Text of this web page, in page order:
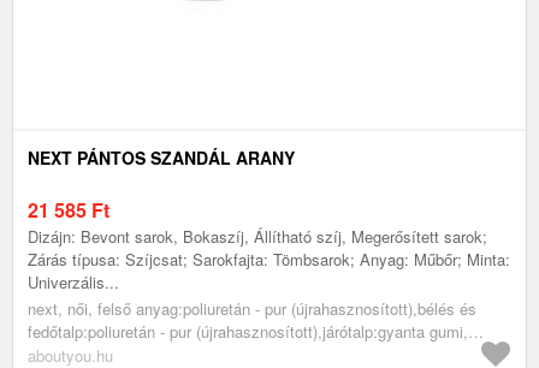
NEXT PÁNTOS SZANDÁL ARANY
21 585 Ft
Dizájn: Bevont sarok, Bokaszíj, Állítható szíj, Megerősített sarok;
Zárás típusa: Szíjcsat; Sarokfajta: Tömbsarok; Anyag: Műbőr; Minta:
Univerzális...
next, női, felső anyag:poliuretán - pur (újrahasznosított),bélés és
fedőtalp:poliuretán - pur (újrahasznosított),járótalp:gyanta gumi,
cipők, magassarkú cipők, magassarkú szandálok, arany
aboutyou.hu